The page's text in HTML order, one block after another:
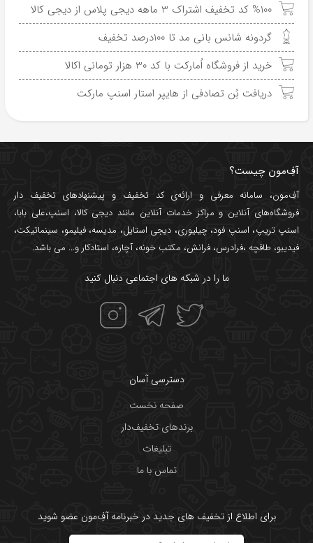
%100 کد تخفیف اشتراک 3 ماهه دیجی پلاس از دیجی کالا
گردونه شانس بانی مد تا 100درصد تخفیف
خرید از فروشگاه اُمارکت با کد 30 هزار تومانی اکالا
دریافت بُن تصادفی از هایپر استار اسنپ مارکت
آفِ‌مون چیست؟
آفِ‌مون، سامانه معرفی و ارائه‌یکد تخفیف و پیشنهادهای تخفیف دار
فروشگاه‌های آنلاین و مراکز خدمات آنلاین مانند دیجی کالا، اسنپ،علی بابا،
اسنپ تریپ، اسنپ فود،چیلیوری، دیجی استایل، مدیسه،فیلیمو، سینماتیکت،
فیدیبو، طاقچه ،فرادرس، فرانش، مکتب خونه،آچاره، استادکار و... می باشد.
ما را در شبکه های اجتماعی دنبال کنید
دسترسی آسان
صفحه نخست
برندهای تخفیف‌دار
تبلیغات
تماس با ما
برای اطلاع از تخفیف های جدید در خبرنامه آفِ‌مون عضو شوید